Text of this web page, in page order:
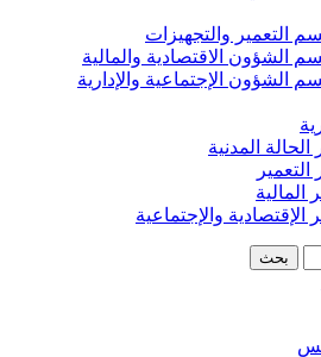
التعمير والتجهيزات
الشؤون الاقتصادية والمالية
الشؤون الإجتماعية والإدارية
المدنية
المالية
الإقتصادية والإجتماعية